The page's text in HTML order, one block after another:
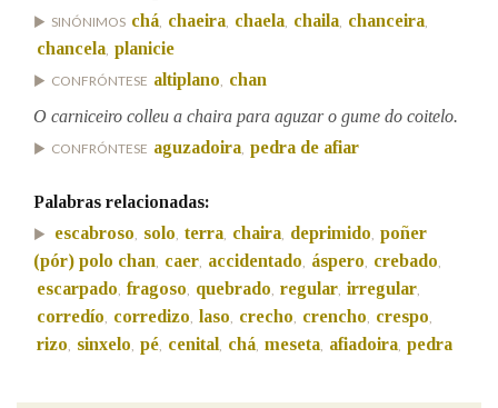
Nas definicións
OUTRAS OPCIÓNS DE BUSCA
Marcas gramaticais
SINÓNIMOS chá chaeira chaela chaila chanceira
chancela planicie
CONFRÓNTESE altiplano chan
O carniceiro colleu a chaira para aguzar o gume do coitelo.
CONFRÓNTESE aguzadoira pedra de afiar
Palabras relacionadas:
escabroso solo terra chaira deprimido poñer
(pór) polo chan caer accidentado áspero crebado
escarpado fragoso quebrado regular irregular
corredío corredizo laso crecho crencho crespo
rizo sinxelo pé cenital chá meseta afiadoira pedra